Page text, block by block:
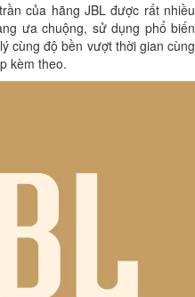
của hãng JBL được rất nhiều
ưa chuộng, sử dụng phổ biến
cùng độ bền vượt thời gian cùng
kèm theo.